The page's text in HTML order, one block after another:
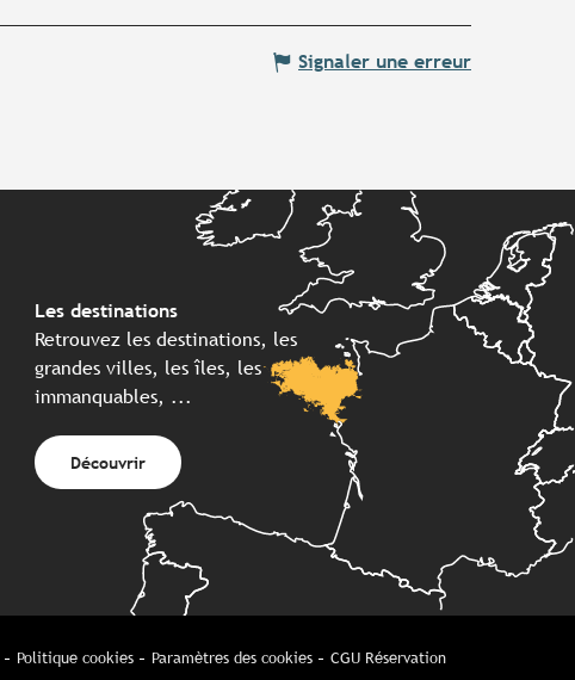
Signaler une erreur
Les destinations
Retrouvez les destinations, les
grandes villes, les îles, les
immanquables, ...
Découvrir
Politique cookies Paramètres des cookies CGU Réservation